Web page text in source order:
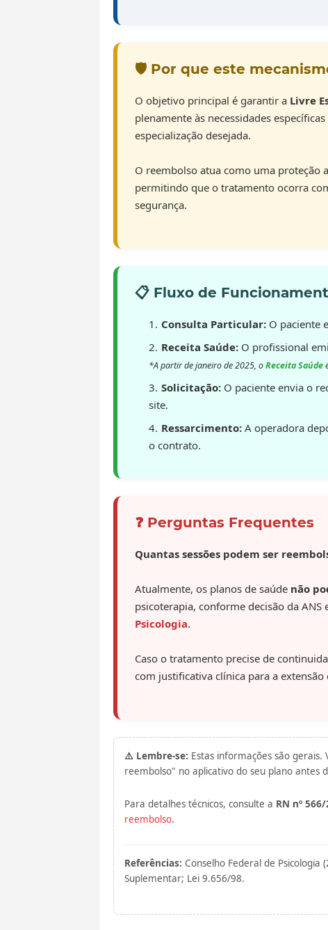
🛡️ Por que este
O objetivo principal é garantir a Livre
plenamente às necessidades
especialização desejada.
O reembolso atua como uma proteção
permitindo que o tratamento ocorra
segurança.
📋 Fluxo de
Consulta Particular: O paciente
Receita Saúde: O profissional
*A partir de janeiro de 2025, oReceita Saúde
Solicitação: O paciente envia o
site.
Ressarcimento: A operadora
o contrato.
❓ Perguntas Frequentes
Quantas sessões podem ser
Atualmente, os planos de saúde não
psicoterapia, conforme decisão da ANS
Psicologia.
Caso o tratamento precise de
com justificativa clínica para a
⚠️ Lembre-se: Estas informações são
reembolso" no aplicativo do seu plano antes
Para detalhes técnicos, consulte a RN nº
reembolso.
Referências: Conselho Federal de Psicologia
Suplementar; Lei 9.656/98.